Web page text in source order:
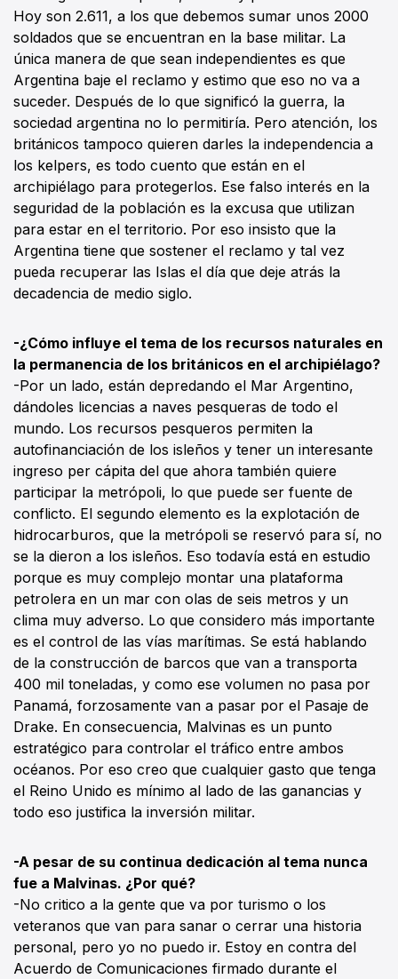
Hoy son 2.611, a los que debemos sumar unos 2000
soldados que se encuentran en la base militar. La
única manera de que sean independientes es que
Argentina baje el reclamo y estimo que eso no va a
suceder. Después de lo que significó la guerra, la
sociedad argentina no lo permitiría. Pero atención, los
británicos tampoco quieren darles la independencia a
los kelpers, es todo cuento que están en el
archipiélago para protegerlos. Ese falso interés en la
seguridad de la población es la excusa que utilizan
para estar en el territorio. Por eso insisto que la
Argentina tiene que sostener el reclamo y tal vez
pueda recuperar las Islas el día que deje atrás la
decadencia de medio siglo.
-¿Cómo influye el tema de los recursos naturales en
la permanencia de los británicos en el archipiélago?
-Por un lado, están depredando el Mar Argentino,
dándoles licencias a naves pesqueras de todo el
mundo. Los recursos pesqueros permiten la
autofinanciación de los isleños y tener un interesante
ingreso per cápita del que ahora también quiere
participar la metrópoli, lo que puede ser fuente de
conflicto. El segundo elemento es la explotación de
hidrocarburos, que la metrópoli se reservó para sí, no
se la dieron a los isleños. Eso todavía está en estudio
porque es muy complejo montar una plataforma
petrolera en un mar con olas de seis metros y un
clima muy adverso. Lo que considero más importante
es el control de las vías marítimas. Se está hablando
de la construcción de barcos que van a transporta
400 mil toneladas, y como ese volumen no pasa por
Panamá, forzosamente van a pasar por el Pasaje de
Drake. En consecuencia, Malvinas es un punto
estratégico para controlar el tráfico entre ambos
océanos. Por eso creo que cualquier gasto que tenga
el Reino Unido es mínimo al lado de las ganancias y
todo eso justifica la inversión militar.
-A pesar de su continua dedicación al tema nunca
fue a Malvinas. ¿Por qué?
-No critico a la gente que va por turismo o los
veteranos que van para sanar o cerrar una historia
personal, pero yo no puedo ir. Estoy en contra del
Acuerdo de Comunicaciones firmado durante el